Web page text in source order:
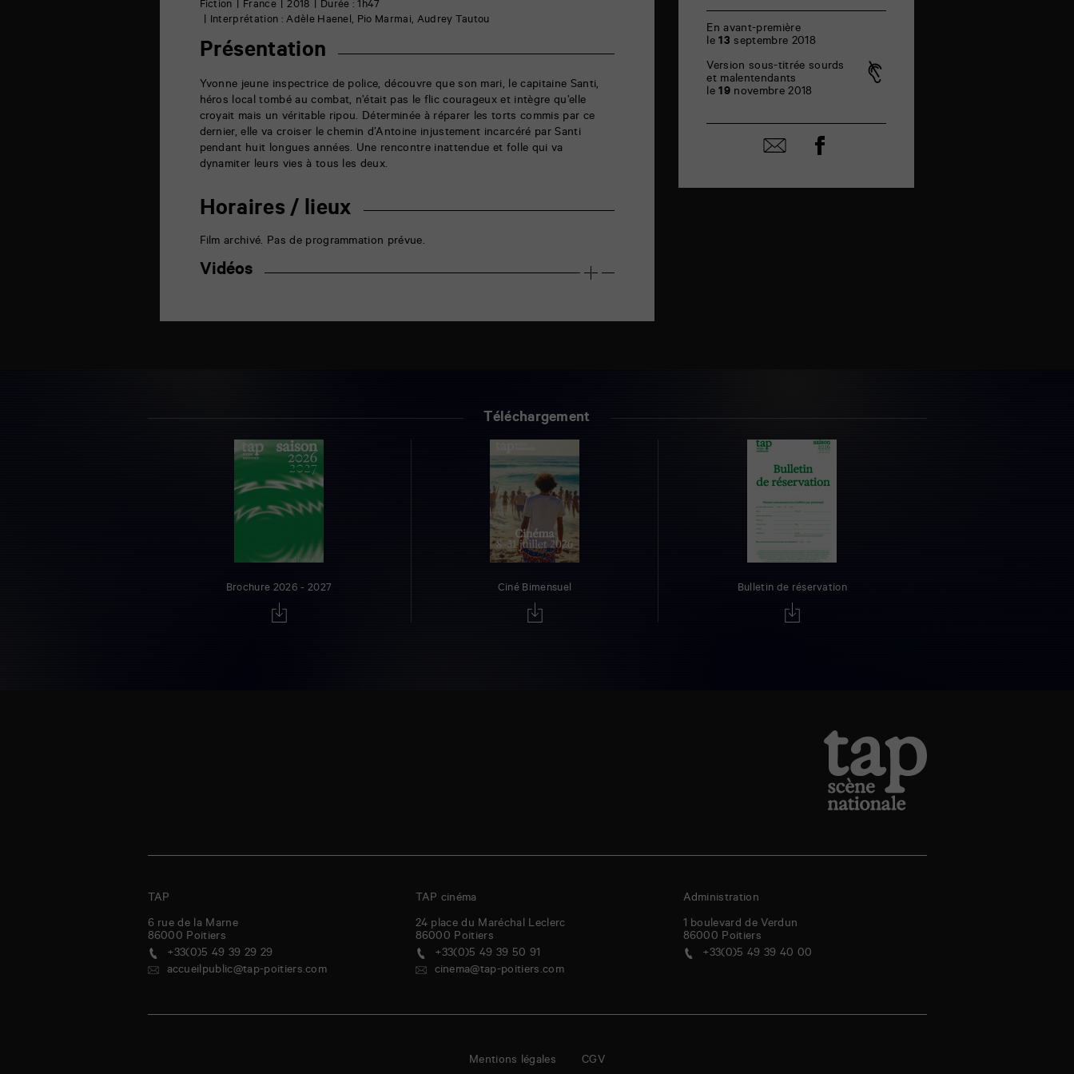
Fiction France 2018
Durée : 1h47
Interprétation : Adèle Haenel, Pio Marmai, Audrey Tautou
Présentation
Yvonne jeune inspectrice de police, découvre que son mari, le capitaine Santi,
héros local tombé au combat, n’était pas le flic courageux et intègre qu’elle
croyait mais un véritable ripou. Déterminée à réparer les torts commis par ce
dernier, elle va croiser le chemin d’Antoine injustement incarcéré par Santi
pendant huit longues années. Une rencontre inattendue et folle qui va
dynamiter leurs vies à tous les deux.
Horaires / lieux
Film archivé. Pas de programmation prévue.
Vidéos
En avant-première
le13 septembre 2018
Version sous-titrée sourds
et malentendants
le19 novembre 2018
Partager
par
Partager
sur
Téléchargement
Brochure 2026 - 2027 Ciné Bimensuel Bulletin de réservation
TAP
6 rue de la Marne
86000 Poitiers
+33(0)5 49 39 29 29
accueilpublic@tap-poitiers.com
TAP cinéma
24 place du Maréchal Leclerc
86000 Poitiers
+33(0)5 49 39 50 91
cinema@tap-poitiers.com
Administration
1 boulevard de Verdun
86000 Poitiers
+33(0)5 49 39 40 00
Mentions légales CGV